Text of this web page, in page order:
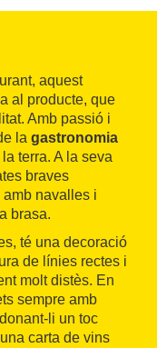
aquest
al producte, que
Amb passió i
la gastronomia
terra. A la seva
braves
navalles i
brasa.
té una decoració
de línies rectes i
molt distès. En
sempre amb
li un toc
carta de vins